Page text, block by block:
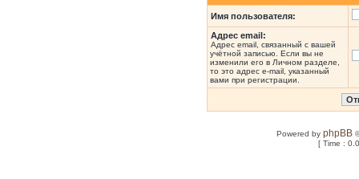
Имя пользователя:
Адрес email:
Адрес email, связанный с вашей
учётной записью. Если вы не
изменили его в Личном разделе,
то это адрес e-mail, указанный
вами при регистрации.
Powered byphpBB
[ Time :